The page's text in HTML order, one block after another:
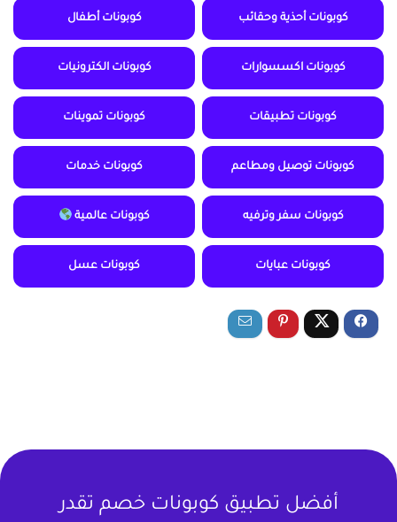
كوبونات أحذية وحقائب كوبونات أطفال
كوبونات اكسسوارات كوبونات الكترونيات
كوبونات تطبيقات كوبونات تموينات
كوبونات توصيل ومطاعم كوبونات خدمات
كوبونات سفر وترفيه كوبونات عالمية
كوبونات عبايات كوبونات عسل
أفضل تطبيق كوبونات خصم تقدر